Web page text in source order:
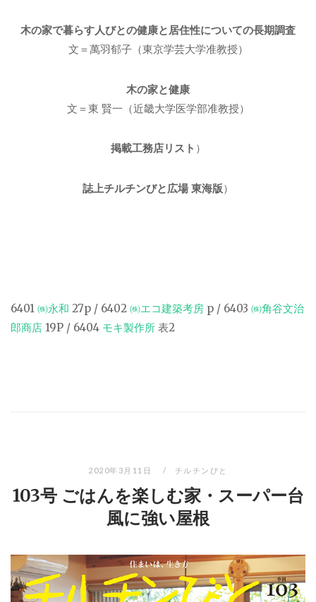
木の家で暮らす人びとの健康と居住性についての長期調査
文＝萬羽郁子（東京学芸大学准教授）
木の家と健康
文＝東 賢一（近畿大学医学部准教授）
掲載工務店リスト ）
誌上チルチンびと広場 東海版）
6401 ㈱永和 27p / 6402 ㈱エコ建築考房 p / 6403 ㈱角谷文治
郎商店 19P / 6404 モキ製作所 表2
2020年3月11日 チルチンびと
103号 ごはんを楽しむ家・スーパー台
風に強い屋根